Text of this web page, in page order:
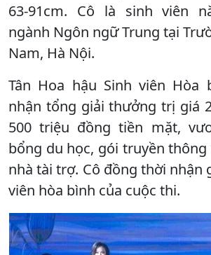
63-91cm. Cô là sinh viên
ngành Ngôn ngữ Trung tại
Nam, Hà Nội.
Tân Hoa hậu Sinh viên Hòa
nhận tổng giải thưởng trị giá
500 triệu đồng tiền mặt,
bổng du học, gói truyền
nhà tài trợ. Cô đồng thời nhận
viên hòa bình của cuộc thi.